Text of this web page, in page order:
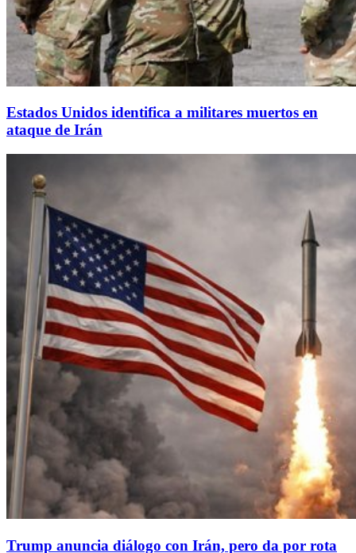
Estados Unidos identifica a militares muertos en
ataque de Irán
Trump anuncia diálogo con Irán, pero da por rota